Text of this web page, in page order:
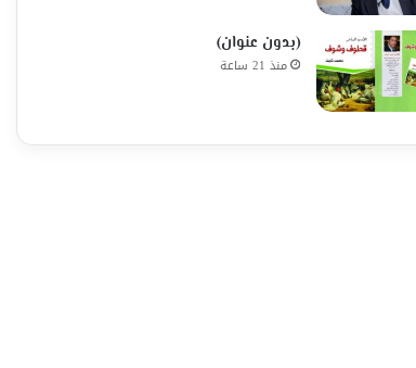
(بدون عنوان)
منذ 21 ساعة